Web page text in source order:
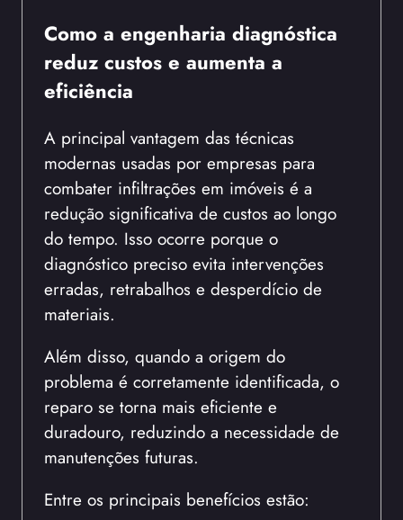
Como a engenharia diagnóstica
reduz custos e aumenta a
eficiência
A principal vantagem das técnicas
modernas usadas por empresas para
combater infiltrações em imóveis é a
redução significativa de custos ao longo
do tempo. Isso ocorre porque o
diagnóstico preciso evita intervenções
erradas, retrabalhos e desperdício de
materiais.
Além disso, quando a origem do
problema é corretamente identificada, o
reparo se torna mais eficiente e
duradouro, reduzindo a necessidade de
manutenções futuras.
Entre os principais benefícios estão: